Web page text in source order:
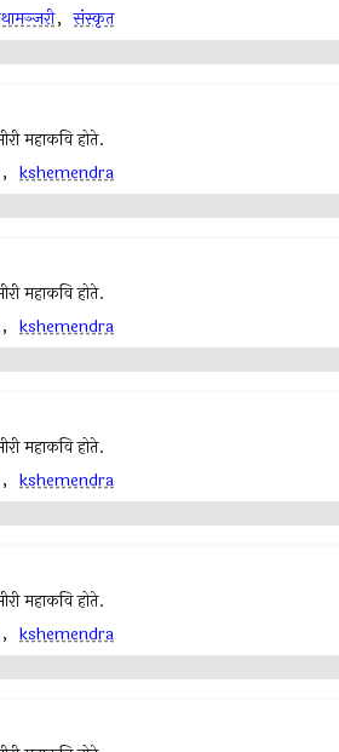
, संस्कृत
महाकवि होते.
, kshemendra
महाकवि होते.
, kshemendra
महाकवि होते.
, kshemendra
महाकवि होते.
, kshemendra